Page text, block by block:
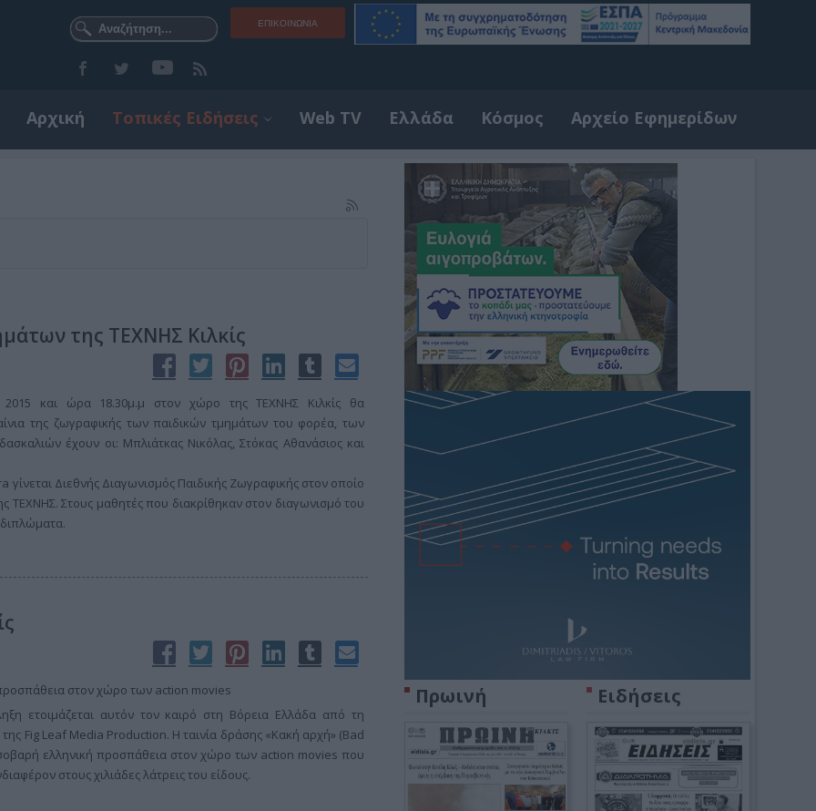
ΕΠΙΚΟΙΝΩΝΊΑ
Αρχική Τοπικές Ειδήσεις Web TV Ελλάδα Κόσμος Αρχείο Εφημερίδων
της ΤΕΧΝΗΣ Κιλκίς
και ώρα 18.30μ.μ στον χώρο της ΤΕΧΝΗΣ Κιλκίς θα
της ζωγραφικής των παιδικών τμημάτων του φορέα, των
έχουν οι: Μπλιάτκας Νικόλας, Στόκας Αθανάσιος και
Διεθνής Διαγωνισμός Παιδικής Ζωγραφικής στον οποίο
ΤΕΧΝΗΣ. Στους μαθητές που διακρίθηκαν στον διαγωνισμό του
στον χώρο των action movies
ετοιμάζεται αυτόν τον καιρό στη Βόρεια Ελλάδα από τη
Fig Leaf Media Production. Η ταινία δράσης «Κακή αρχή» (Bad
ελληνική προσπάθεια στον χώρο των action movies που
στους χιλιάδες λάτρεις του είδους.
Πρωινή Ειδήσεις